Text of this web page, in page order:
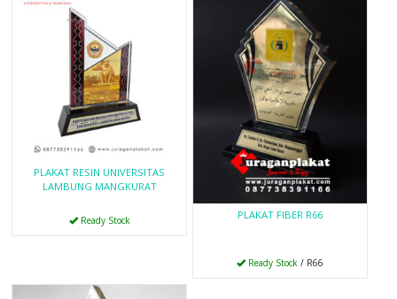
PLAKAT RESIN UNIVERSITAS
LAMBUNG MANGKURAT
Ready Stock PLAKAT FIBER R66
Ready Stock / R66